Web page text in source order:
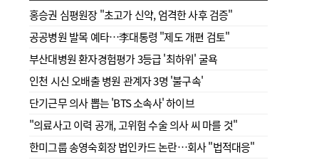
홍승권 심평원장 " 초고가 신약, 엄격한 사후 검증"
공공병원 발목 예타…李대통령 "제도 개편 검토"
부산대병원 환자경험평가 3등급 '최하위' 굴욕
인천 시신 오배출 병원 관계자 3명 '불구속'
단기근무 의사 뽑는 'BTS 소속사' 하이브
"의료사고 이력 공개, 고위험 수술 의사 씨 마를 것"
한미그룹 송영숙회장 법인카드 논란…회사 "법적대응"